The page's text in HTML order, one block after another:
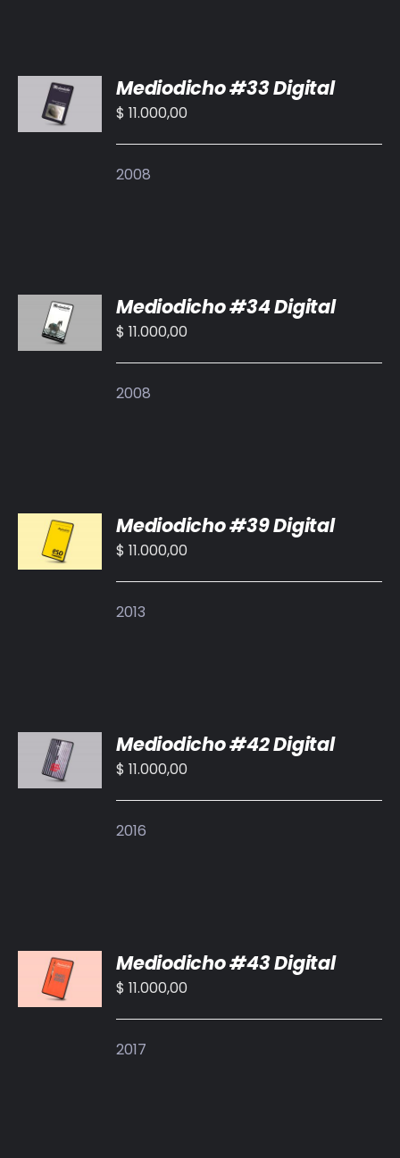
AL
CARRITO
/
Mediodicho #33 Digital
$ 11.000,00
2008
AL
CARRITO
/
Mediodicho #34 Digital
$ 11.000,00
2008
AL
CARRITO
/
Mediodicho #39 Digital
$ 11.000,00
2013
AL
CARRITO
/
Mediodicho #42 Digital
$ 11.000,00
2016
AL
CARRITO
/
Mediodicho #43 Digital
$ 11.000,00
2017